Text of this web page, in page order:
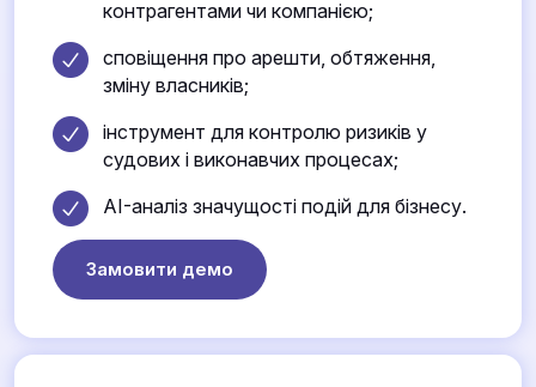
контрагентами чи компанією;
сповіщення про арешти, обтяження,
зміну власників;
інструмент для контролю ризиків у
судових і виконавчих процесах;
AI-аналіз значущості подій для бізнесу.
Замовити демо